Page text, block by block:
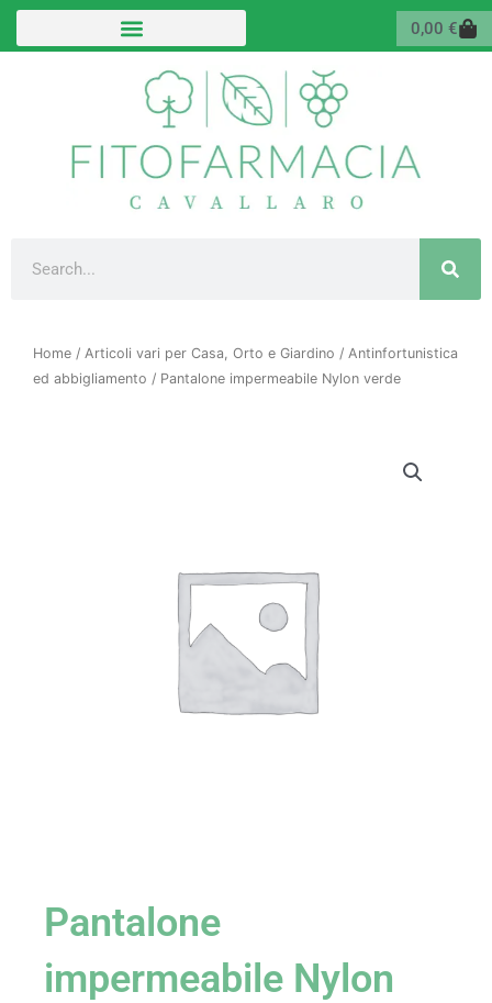
Vai
0,00 €
Home / Articoli vari per Casa, Orto e Giardino / Antinfortunistica
ed abbigliamento / Pantalone impermeabile Nylon verde
Pantalone
impermeabile Nylon